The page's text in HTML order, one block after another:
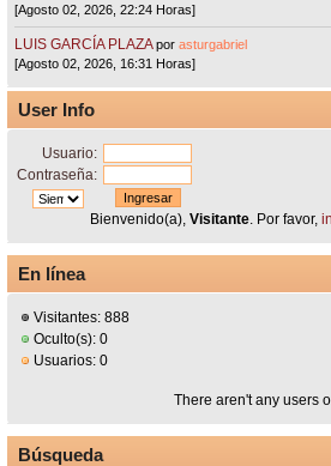
[Agosto 02, 2026, 22:24 Horas]
LUIS GARCÍA PLAZA porasturgabriel
[Agosto 02, 2026, 16:31 Horas]
User Info
Usuario:
Contraseña:
Bienvenido(a), Visitante. Por favor,
En línea
Visitantes: 888
Oculto(s): 0
Usuarios: 0
There aren't any users
Búsqueda